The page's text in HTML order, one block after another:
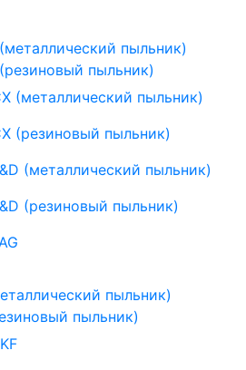
пыльник)
пыльник)
(металлический пыльник)
(резиновый пыльник)
(металлический пыльник)
(резиновый пыльник)
пыльник)
пыльник)